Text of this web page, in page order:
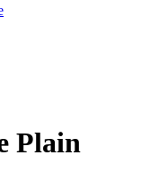
Plain